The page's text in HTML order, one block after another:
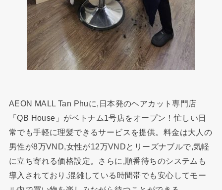
AEON MALL Tan Phuに,日本発のヘアカット専門店
「QB House」がベトナム1号店をオープン！忙しい日
常でも手軽に理髪できるサービスを提供。料金は大人の
男性が8万VND,女性が12万VNDとリーズナブルで,気軽
に立ち寄れる価格設定。さらに,順番待ちのシステムも
導入されており,混雑している時間帯でも安心してモー